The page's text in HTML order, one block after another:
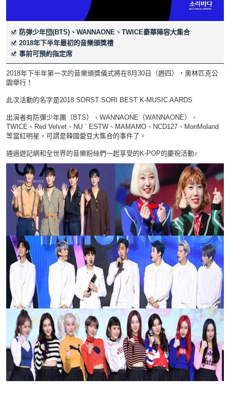
防弾少年団(BTS)、WANNAONE、TWICE豪華陣容大集合
2018年下半年最初的音樂頒獎禮
事前可預約指定席
2018年下半年第一次的音樂頒獎儀式將在8月30日（週四），奧林匹克公
園舉行！
此次活動的名字是2018 SORST SORI BEST K-MUSIC AARDS
出演者有防彈少年團（BTS）、WANNAONE（WANNAONE）、
TWICE、Red Velvet、NU ` ESTW、MAMAMO、NCD127、MonMoland
等當紅明星。可謂是韓國愛豆大集合的事件了。
通過遊記網和全世界的音樂粉絲們一起享受的K-POP的慶祝活動♪